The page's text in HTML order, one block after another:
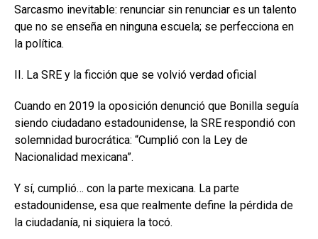
Sarcasmo inevitable: renunciar sin renunciar es un talento
que no se enseña en ninguna escuela; se perfecciona en
la política.
II. La SRE y la ficción que se volvió verdad oficial
Cuando en 2019 la oposición denunció que Bonilla seguía
siendo ciudadano estadounidense, la SRE respondió con
solemnidad burocrática: “Cumplió con la Ley de
Nacionalidad mexicana”.
Y sí, cumplió… con la parte mexicana. La parte
estadounidense, esa que realmente define la pérdida de
la ciudadanía, ni siquiera la tocó.